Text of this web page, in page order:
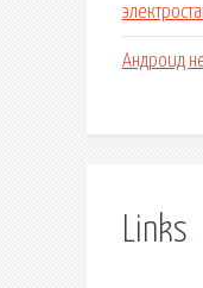
Андроид
Links